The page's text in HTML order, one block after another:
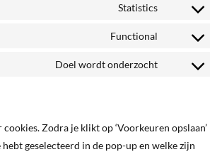
wordfence
wordpress
Statistics
Consent
google-
Functional
Consent
Doel wordt onderzocht
Consent
diversen
Zodra je klikt op ‘Voorkeuren opslaan’
geselecteerd in de pop-up en welke zijn